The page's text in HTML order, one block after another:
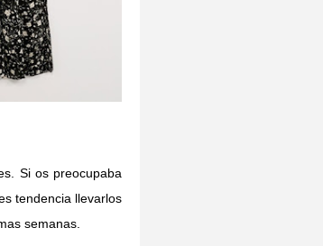
Si os preocupaba
tendencia llevarlos
semanas.